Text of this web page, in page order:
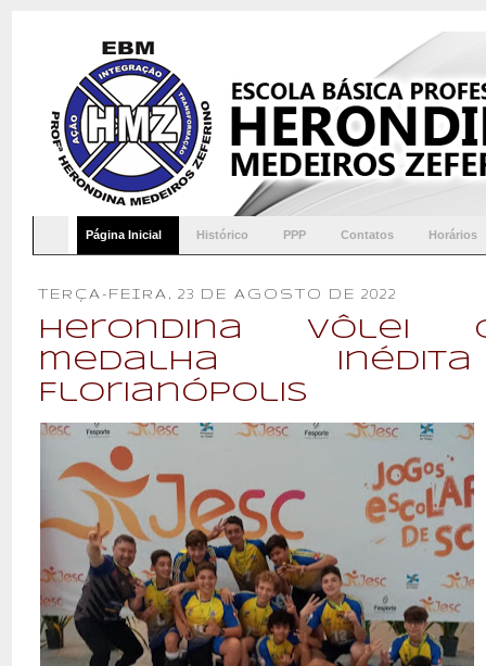
Página Inicial Histórico PPP Contatos Horários
TERÇA-FEIRA, 23 DE AGOSTO DE 2022
Herondina Vôlei
medalha
Florianópolis